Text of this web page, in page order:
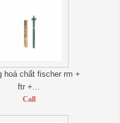
hoá chất fischer rm +
ftr +...
Call